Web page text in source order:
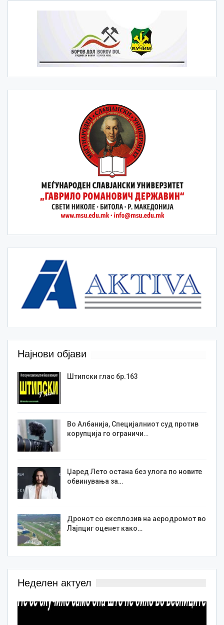
Најнови објави
Штипски глас бр.163
Во Албанија, Специјалниот суд против
корупција го ограничи…
Џаред Лето остана без улога по новите
обвинувања за…
Дронот со експлозив на аеродромот во
Лајпциг оценет како…
Неделен актуел